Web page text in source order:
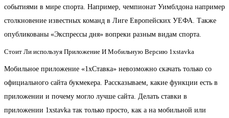
событиями в мире спорта. Например, чемпионат Уимблдона например
столкновение известных команд в Лиге Европейских УЕФА. Также
опубликованы «Экспрессы дня» вопреки разным видам спорта.
Стоит Ли используя Приложение И Мобильную Версию 1xstavka
Мобильное приложение «1хСтавка» невозможно скачать только со
официального сайта букмекера. Рассказываем, какие функции есть в
приложении и почему могло лучше сайта. Делать ставки в
приложении 1xstavka так только просто, как а на мобильной или